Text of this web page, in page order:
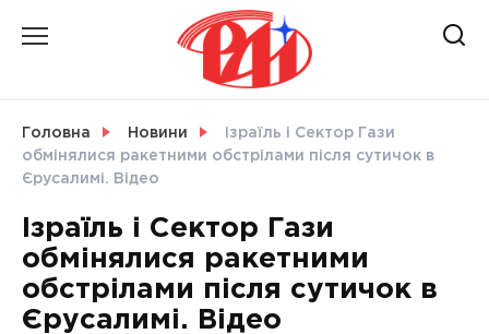
СВІТ
УКРАЇНА
Головна Новини
Ізраїль і Сектор Гази
обмінялися ракетними обстрілами після сутичок в
Єрусалимі. Відео
Ізраїль і Сектор Гази
обмінялися ракетними
обстрілами після сутичок в
Єрусалимі. Відео